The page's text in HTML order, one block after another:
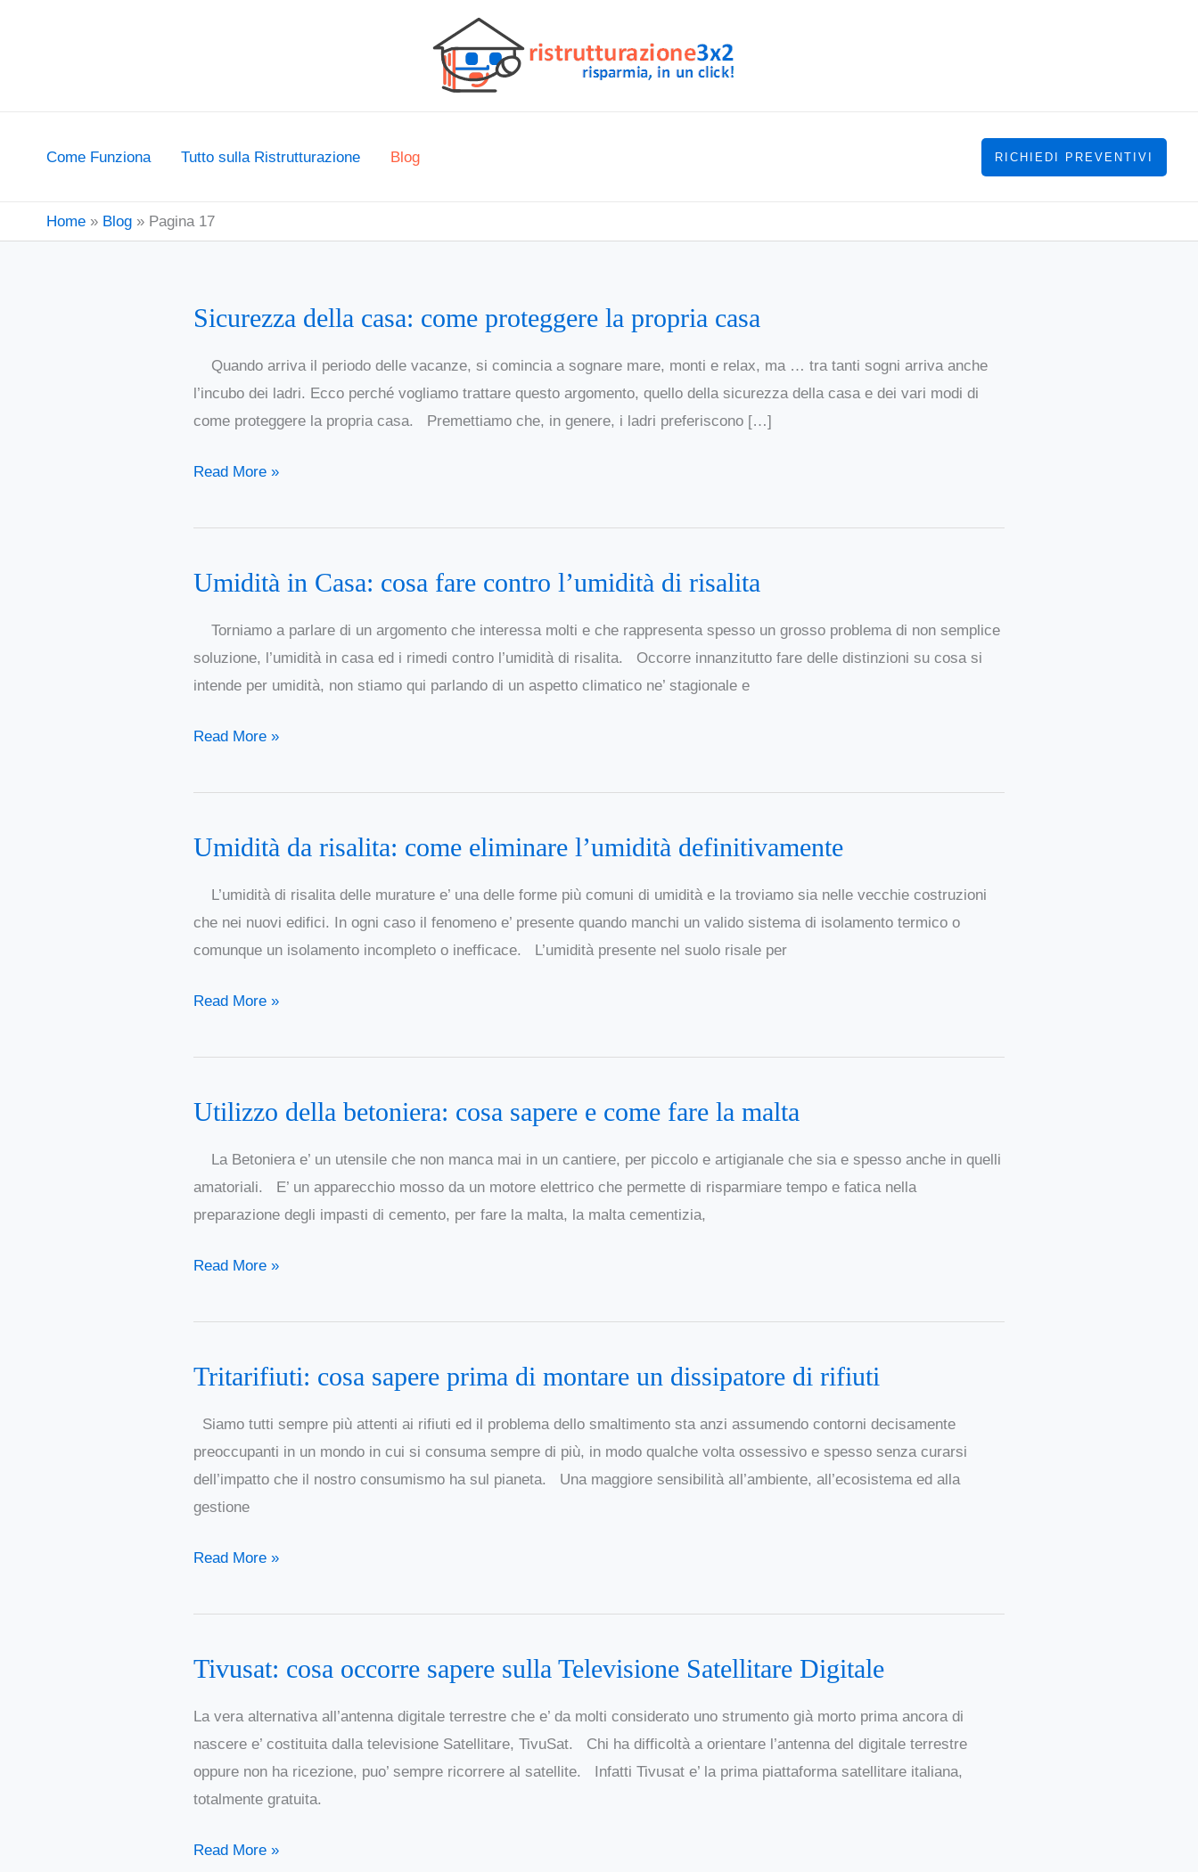
Come Funziona Tutto sulla Ristrutturazione Blog RICHIEDI PREVENTIVI
Home Blog Pagina 17
Sicurezza della casa: come proteggere la propria casa
Quando arriva il periodo delle vacanze, si comincia a sognare mare, monti e relax, ma … tra tanti sogni arriva anche
l’incubo dei ladri. Ecco perché vogliamo trattare questo argomento, quello della sicurezza della casa e dei vari modi di
come proteggere la propria casa. Premettiamo che, in genere, i ladri preferiscono […]
Sicurezza
casa:
come
proteggere
propria
Read More »
Umidità in Casa: cosa fare contro l’umidità di risalita
Torniamo a parlare di un argomento che interessa molti e che rappresenta spesso un grosso problema di non semplice
soluzione, l’umidità in casa ed i rimedi contro l’umidità di risalita. Occorre innanzitutto fare delle distinzioni su cosa si
intende per umidità, non stiamo qui parlando di un aspetto climatico ne’ stagionale e
Umidità
Casa:
cosa
fare
l’umidità
Read More »
Umidità da risalita: come eliminare l’umidità definitivamente
L’umidità di risalita delle murature e’ una delle forme più comuni di umidità e la troviamo sia nelle vecchie costruzioni
che nei nuovi edifici. In ogni caso il fenomeno e’ presente quando manchi un valido sistema di isolamento termico o
comunque un isolamento incompleto o inefficace. L’umidità presente nel suolo risale per
Umidità
risalita:
come
eliminare
definitivamente
Read More »
Utilizzo della betoniera: cosa sapere e come fare la malta
La Betoniera e’ un utensile che non manca mai in un cantiere, per piccolo e artigianale che sia e spesso anche in quelli
amatoriali. E’ un apparecchio mosso da un motore elettrico che permette di risparmiare tempo e fatica nella
preparazione degli impasti di cemento, per fare la malta, la malta cementizia,
Utilizzo
betoniera:
cosa
sapere
come
Read More »
Tritarifiuti: cosa sapere prima di montare un dissipatore di rifiuti
Siamo tutti sempre più attenti ai rifiuti ed il problema dello smaltimento sta anzi assumendo contorni decisamente
preoccupanti in un mondo in cui si consuma sempre di più, in modo qualche volta ossessivo e spesso senza curarsi
dell’impatto che il nostro consumismo ha sul pianeta. Una maggiore sensibilità all’ambiente, all’ecosistema ed alla
gestione
Tritarifiuti:
sapere
prima
di
montare
dissipatore
Read More »
Tivusat: cosa occorre sapere sulla Televisione Satellitare Digitale
La vera alternativa all’antenna digitale terrestre che e’ da molti considerato uno strumento già morto prima ancora di
nascere e’ costituita dalla televisione Satellitare, TivuSat. Chi ha difficoltà a orientare l’antenna del digitale terrestre
oppure non ha ricezione, puo’ sempre ricorrere al satellite. Infatti Tivusat e’ la prima piattaforma satellitare italiana,
totalmente gratuita.
Tivusat:
occorre
sapere
sulla
Televisione
Digitale
Read More »